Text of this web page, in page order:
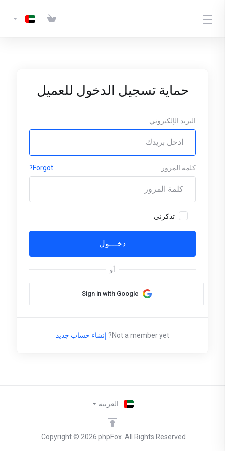
حماية تسجيل الدخول للعميل
البريد الإلكتروني
كلمة المرور Forgot?
تذكرني
أو
Sign in with Google
Not a member yet? إنشاء حساب جديد
Copyright © 2026 phpFox. All Rights Reserved.
العربية